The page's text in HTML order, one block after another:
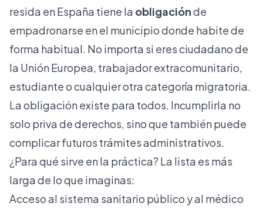
resida en España tiene la obligaciónde
empadronarse en el municipio donde habite de
forma habitual. No importa si eres ciudadano de
la Unión Europea, trabajador extracomunitario,
estudiante o cualquier otra categoría migratoria.
La obligación existe para todos. Incumplirla no
solo priva de derechos, sino que también puede
complicar futuros trámites administrativos.
¿Para qué sirve en la práctica? La lista es más
larga de lo que imaginas:
Acceso al sistema sanitario público y al médico